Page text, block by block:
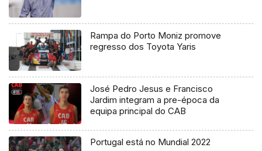
Rampa do Porto Moniz promove
regresso dos Toyota Yaris
José Pedro Jesus e Francisco
Jardim integram a pre-época da
equipa principal do CAB
Portugal está no Mundial 2022